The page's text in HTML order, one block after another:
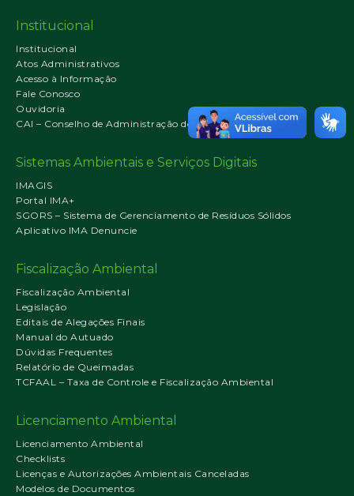
Institucional
Institucional
Atos Administrativos
Acesso à Informação
Fale Conosco
Ouvidoria
CAI – Conselho de Administração do IMA
Sistemas Ambientais e Serviços Digitais
IMAGIS
Portal IMA+
SGORS – Sistema de Gerenciamento de Resíduos Sólidos
Aplicativo IMA Denuncie
Fiscalização Ambiental
Fiscalização Ambiental
Legislação
Editais de Alegações Finais
Manual do Autuado
Dúvidas Frequentes
Relatório de Queimadas
TCFAAL – Taxa de Controle e Fiscalização Ambiental
Licenciamento Ambiental
Licenciamento Ambiental
Checklists
Licenças e Autorizações Ambientais Canceladas
Modelos de Documentos